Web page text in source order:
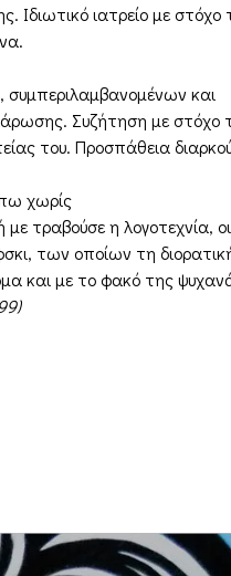
Ιδιωτικό ιατρείο με
συμπεριλαμβανομένων και
Συζήτηση με στόχο
του. Προσπάθεια
χωρίς
με τραβούσε η λογοτεχνία, οι
των οποίων τη
και με το φακό της